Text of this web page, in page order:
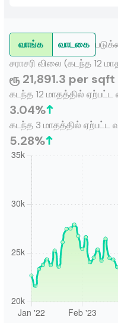
வாங்க வாடகை
சராசரி விலை (கடந்த 12
ரூ 21,891.3 per sqft
கடந்த 12 மாதத்தில் ஏற்பட்ட
3.04%
கடந்த 3 மாதத்தில் ஏற்பட்ட
5.28%